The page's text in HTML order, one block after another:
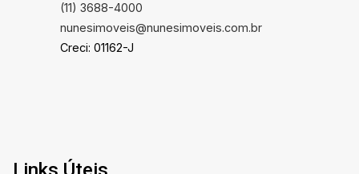
(11) 3688-4000
nunesimoveis@nunesimoveis.com.br
Creci: 01162-J